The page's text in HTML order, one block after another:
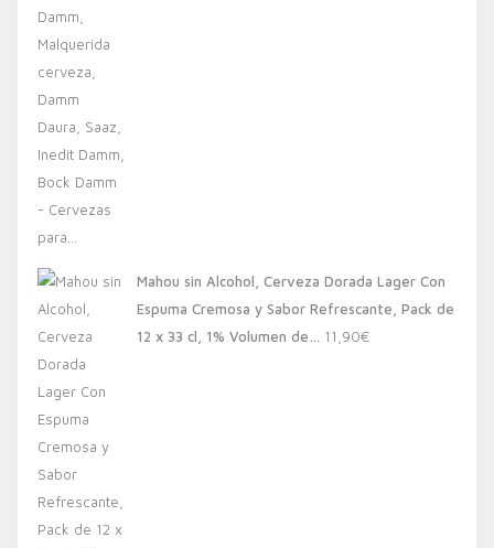
Mahou sin Alcohol, Cerveza Dorada Lager Con
Espuma Cremosa y Sabor Refrescante, Pack de
12 x 33 cl, 1% Volumen de… 11,90€